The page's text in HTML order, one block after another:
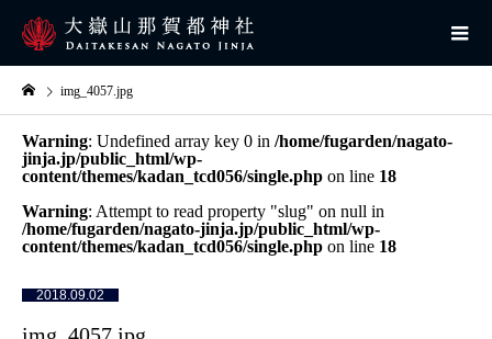
img_4057.jpg
Warning: Undefined array key 0 in /home/fugarden/nagato-
jinja.jp/public_html/wp-
content/themes/kadan_tcd056/single.php on line 18
Warning: Attempt to read property "slug" on null in
/home/fugarden/nagato-jinja.jp/public_html/wp-
content/themes/kadan_tcd056/single.php on line 18
2018.09.02